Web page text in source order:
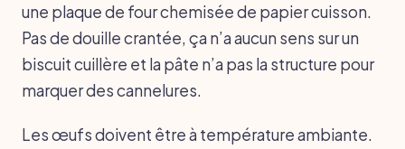
une plaque de four chemisée de papier cuisson.
Pas de douille crantée, ça n’a aucun sens sur un
biscuit cuillère et la pâte n’a pas la structure pour
marquer des cannelures.
Les œufs doivent être à température ambiante.